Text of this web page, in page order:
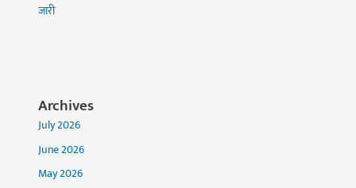
जारी
Archives
July 2026
June 2026
May 2026